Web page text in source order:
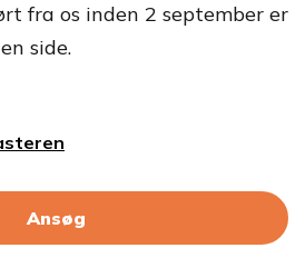
fra os inden 2 september er
side.
Ansøg